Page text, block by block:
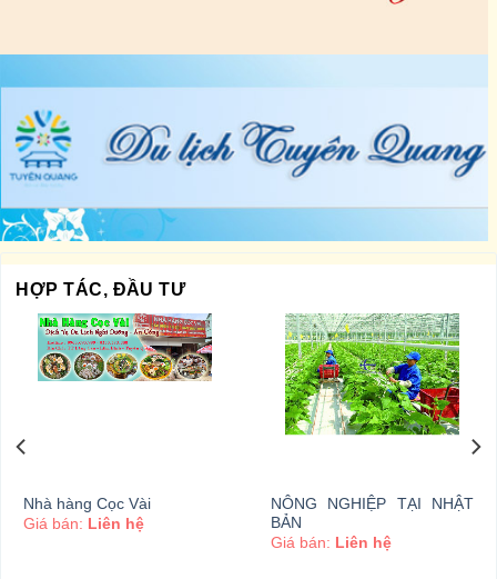
HỢP TÁC, ĐẦU TƯ
Nhà hàng Cọc Vài
Giá bán: Liên hệ
NÔNG NGHIỆP TẠI NHẬT
BẢN
Giá bán: Liên hệ